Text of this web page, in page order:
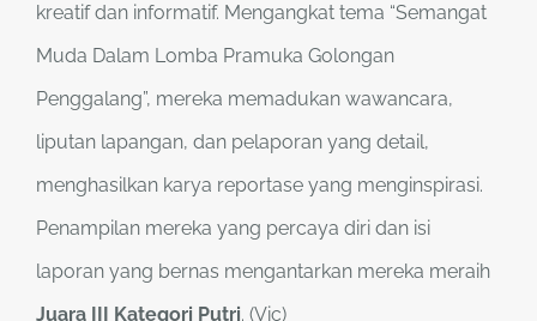
kreatif dan informatif. Mengangkat tema “Semangat
Muda Dalam Lomba Pramuka Golongan
Penggalang”, mereka memadukan wawancara,
liputan lapangan, dan pelaporan yang detail,
menghasilkan karya reportase yang menginspirasi.
Penampilan mereka yang percaya diri dan isi
laporan yang bernas mengantarkan mereka meraih
Juara III Kategori Putri. (Vic)